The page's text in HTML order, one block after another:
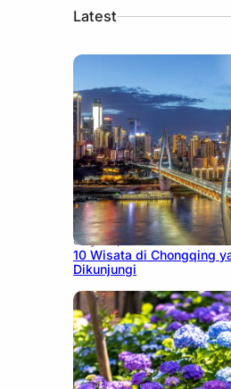
Latest
July 30, 2026
10 Wisata di Chongqing
Dikunjungi